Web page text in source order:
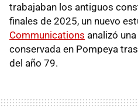
trabajaban los antiguos
finales de 2025, un nuevo
Communications analizó
conservada en Pompeya
del año 79.